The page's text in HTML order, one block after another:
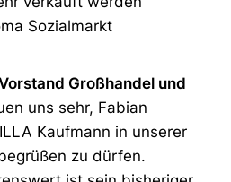
Sozialmarkt
Großhandel und
uns sehr, Fabian
Kaufmann in unserer
zu dürfen.